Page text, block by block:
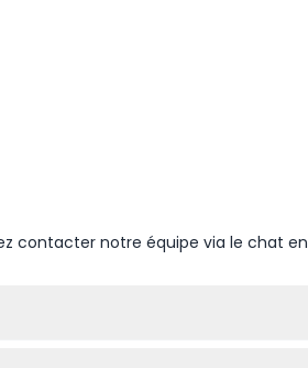
contacter notre équipe via le chat en